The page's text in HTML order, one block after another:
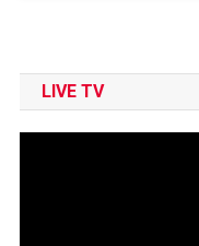
LIVE TV